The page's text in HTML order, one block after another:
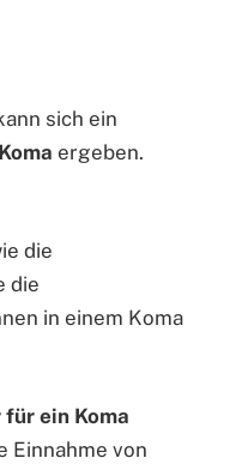
sich ein
ergeben.
die
die
in einem Koma
ein Koma
Einnahme von